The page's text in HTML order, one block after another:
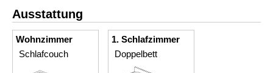
Ausstattung
Wohnzimmer
Schlafcouch
1. Schlafzimmer
Doppelbett